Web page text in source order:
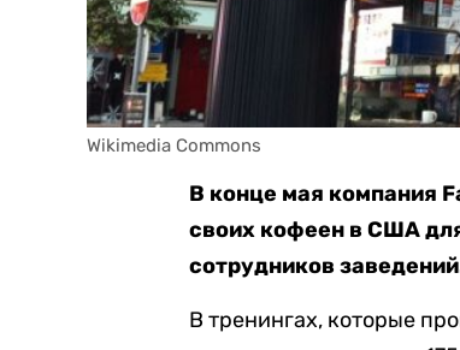
Wikimedia Commons
В конце мая компания
своих кофеен в США
сотрудников
В тренингах, которые